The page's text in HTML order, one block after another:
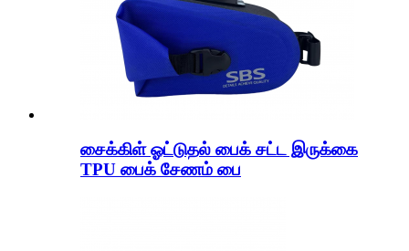
சைக்கிள் ஓட்டுதல் பைக் சட்ட இருக்கை
TPU பைக் சேணம் பை